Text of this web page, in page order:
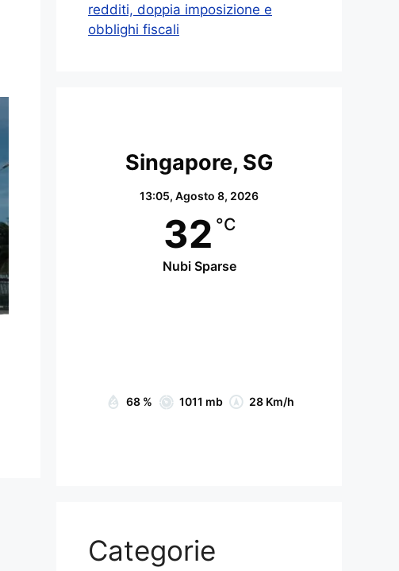
redditi, doppia imposizione e
obblighi fiscali
Singapore, SG
13:05, Agosto 8, 2026
32 °C
Nubi Sparse
68 % 1011 mb 28 Km/h
Categorie